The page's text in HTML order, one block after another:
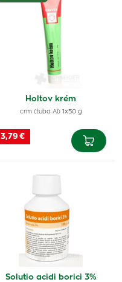
Holtov krém
crm (tuba Al) 1x50 g
3,79 €
Solutio acidi borici 3%